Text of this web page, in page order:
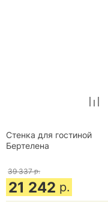
Стенка для гостиной
Бертелена
39 337 р.
21 242 р.